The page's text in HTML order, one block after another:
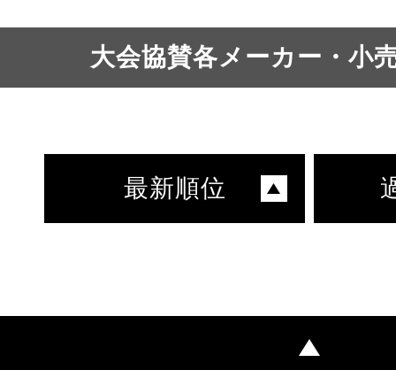
大会協賛各メーカー・小
最新順位